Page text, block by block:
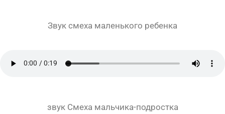
Звук смеха маленького ребенка
звук Смеха мальчика-подростка